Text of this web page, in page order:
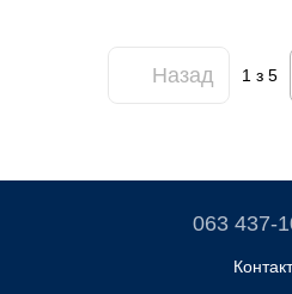
Назад 1з 5
063 437-